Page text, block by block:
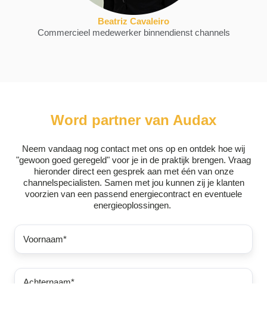
Beatriz Cavaleiro
Commercieel medewerker binnendienst channels
Word partner van Audax
Neem vandaag nog contact met ons op en ontdek hoe wij
"gewoon goed geregeld" voor je in de praktijk brengen. Vraag
hieronder direct een gesprek aan met één van onze
channelspecialisten. Samen met jou kunnen zij je klanten
voorzien van een passend energiecontract en eventuele
energieoplossingen.